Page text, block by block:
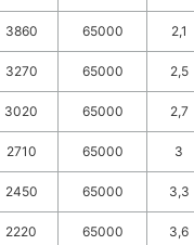
3860 65000 2,1
3270 65000 2,5
3020 65000 2,7
2710 65000 3
2450 65000 3,3
2220 65000 3,6